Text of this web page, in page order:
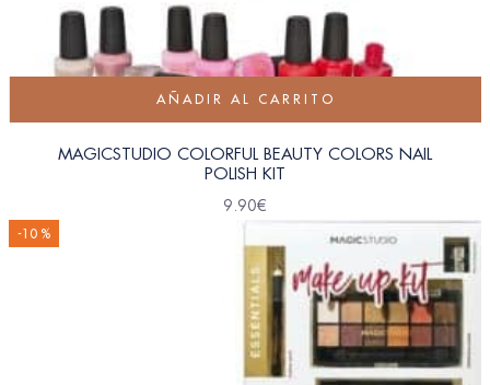
AÑADIR AL CARRITO
MAGICSTUDIO COLORFUL BEAUTY COLORS NAIL
POLISH KIT
9.90€
-10 %